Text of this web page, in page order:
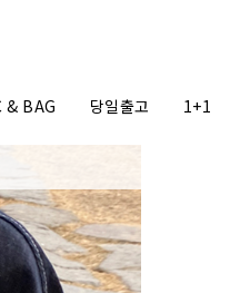
& BAG 당일출고 1+1